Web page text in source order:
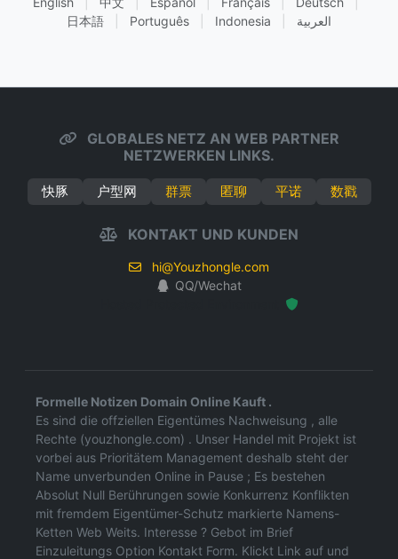
日本語
Português Indonesia العربية
GLOBALES NETZ AN WEB PARTNER
NETZWERKEN LINKS.
快豚 户型网 群票 匿聊 平诺 数戳
KONTAKT UND KUNDEN
hi@Youzhongle.com
QQ/Wechat
Formelle Notizen Domain Online Kauft .
Es sind die offziellen Eigentümes Nachweisung , alle
Rechte (youzhongle.com) . Unser Handel mit Projekt ist
vorbei aus Prioritätem Management deshalb steht der
Name unverbunden Online in Pause ; Es bestehen
Absolut Null Berührungen sowie Konkurrenz Konflikten
mit fremdem Eigentümer-Schutz markierte Namens-
Ketten Web Weits. Interesse ? Gebot im Brief
Einzuleitungs Option Kontakt Form. Klickt Link auf und